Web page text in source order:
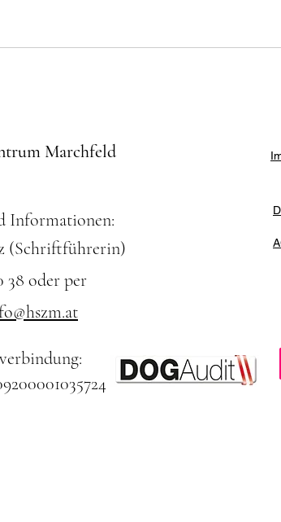
Marchfeld
Informationen:
(Schriftführerin)
38 oder per